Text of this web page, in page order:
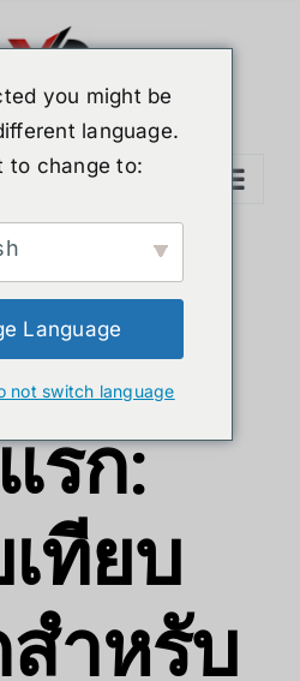
2
รก:
ทียบ
สำหรับ
you might be
language.
to change to:
Language
not switch language